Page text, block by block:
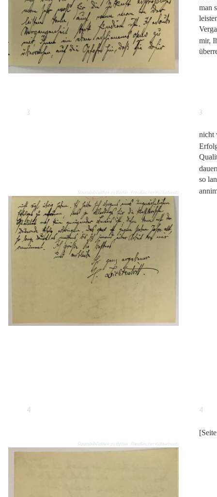
man
mir,
3 3
Staatsbibliothek zu Berlin · Preußischer Kulturbesitz
nicht
so
4 4
Staatsbibliothek zu Berlin · Preußischer Kulturbesitz